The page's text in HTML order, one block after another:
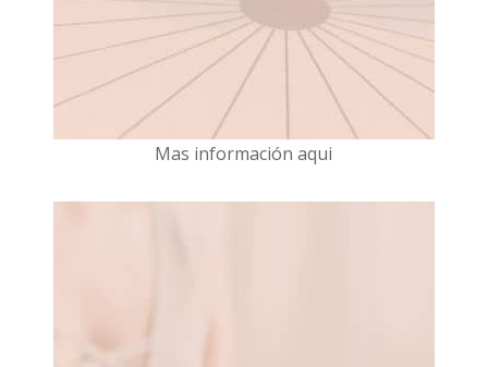
Mas información aqui